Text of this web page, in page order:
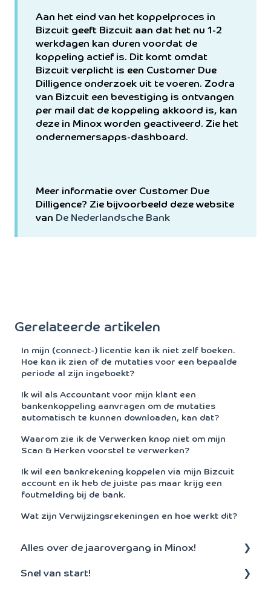
Aan het eind van het koppelproces in
Bizcuit geeft Bizcuit aan dat het nu 1-2
werkdagen kan duren voordat de
koppeling actief is. Dit komt omdat
Bizcuit verplicht is een Customer Due
Dilligence onderzoek uit te voeren. Zodra
van Bizcuit een bevestiging is ontvangen
per mail dat de koppeling akkoord is, kan
deze in Minox worden geactiveerd. Zie het
ondernemersapps-dashboard.
Meer informatie over Customer Due
Dilligence? Zie bijvoorbeeld deze website
van De Nederlandsche Bank
Gerelateerde artikelen
In mijn (connect-) licentie kan ik niet zelf boeken.
Hoe kan ik zien of de mutaties voor een bepaalde
periode al zijn ingeboekt?
Ik wil als Accountant voor mijn klant een
bankenkoppeling aanvragen om de mutaties
automatisch te kunnen downloaden, kan dat?
Waarom zie ik de Verwerken knop niet om mijn
Scan & Herken voorstel te verwerken?
Ik wil een bankrekening koppelen via mijn Bizcuit
account en ik heb de juiste pas maar krijg een
foutmelding bij de bank.
Wat zijn Verwijzingsrekeningen en hoe werkt dit?
Alles over de jaarovergang in Minox!
Aanmaken nieuw boekjaar
Snel van start!